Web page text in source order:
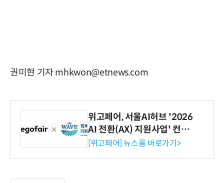
권미현 기자 mhkwon@etnews.com
위고페어, 서울AI허브 '2026
AI 전환(AX) 지원사업' 컨소
시엄 선정
[위고페어] 뉴스룸 바로가기>